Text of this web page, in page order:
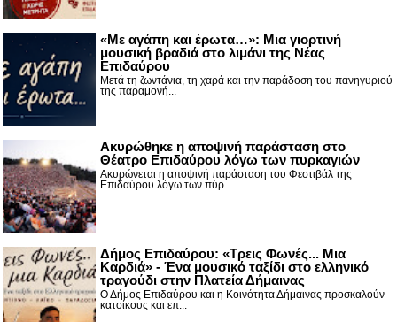
«Με αγάπη και έρωτα…»: Μια γιορτινή
μουσική βραδιά στο λιμάνι της Νέας
Επιδαύρου
Μετά τη ζωντάνια, τη χαρά και την παράδοση του πανηγυριού
της παραμονή...
Ακυρώθηκε η αποψινή παράσταση στο
Θέατρο Επιδαύρου λόγω των πυρκαγιών
Ακυρώνεται η αποψινή παράσταση του Φεστιβάλ της
Επιδαύρου λόγω των πύρ...
Δήμος Επιδαύρου: «Τρεις Φωνές... Μια
Καρδιά» - Ένα μουσικό ταξίδι στο ελληνικό
τραγούδι στην Πλατεία Δήμαινας
Ο Δήμος Επιδαύρου και η Κοινότητα Δήμαινας προσκαλούν
κατοίκους και επ...